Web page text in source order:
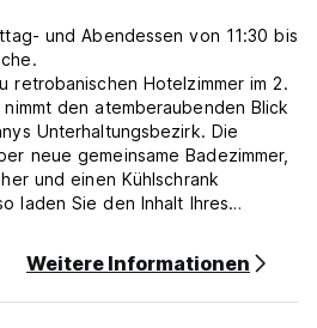
und Abendessen von 11:30 bis
retrobanischen Hotelzimmer im 2.
den atemberaubenden Blick
Unterhaltungsbezirk. Die
neue gemeinsame Badezimmer,
und einen Kühlschrank
laden Sie den Inhalt Ihres
Bar und unserem Restaurant
Welt, speisen Sie in unserem
und genießen Sie unsere
Biergarten.
Weitere Informationen